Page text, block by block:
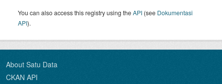
You can also access this registry using theAPI (see Dokumentasi
API).
About Satu Data
CKAN API